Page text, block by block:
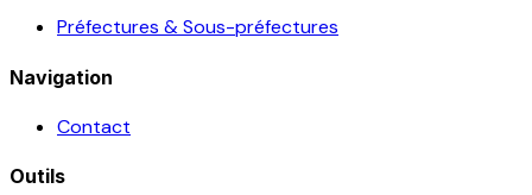
Préfectures & Sous-préfectures
Navigation
Contact
Outils